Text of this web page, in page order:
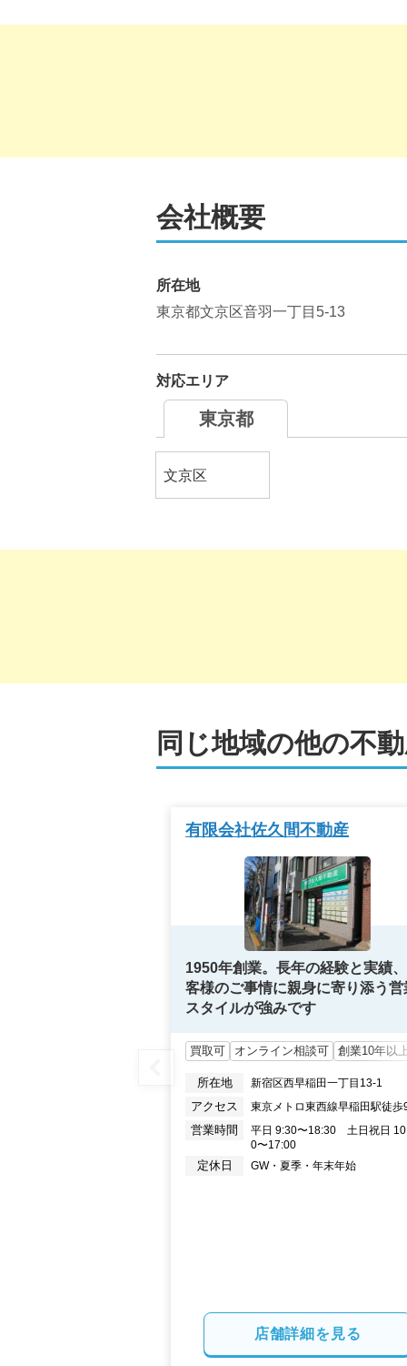
る購入希望のお客様に新規会員登録
会社概要
所在地
東京都文京区音羽一丁目5-13
対応エリア
東京都
文京区
同じ地域の他の不
有限会社佐久間不動産
1950年創業。長年の経験と実績
客様のご事情に親身に寄り添う営
スタイルが強みです
買取可 オンライン相談可 創業10年以
所在地 新宿区西早稲田一丁目13-1
アクセス 東京メトロ東西線早稲田駅徒歩
営業時間
平日 9:30〜18:30　土日祝日
0〜17:00
定休日 GW・夏季・年末年始
店舗詳細を見る